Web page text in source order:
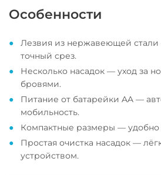
Особенности
Лезвия из нержавеющей
точный срез.
Несколько насадок — уход за
бровями.
Питание от батарейки AA —
мобильность.
Компактные размеры — удобно
Простая очистка насадок —
устройством.